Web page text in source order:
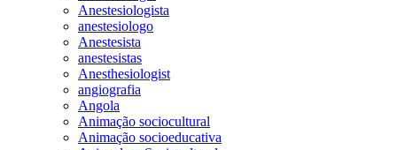
Anestesiologista
anestesiologo
Anestesista
anestesistas
Anesthesiologist
angiografia
Angola
Animação sociocultural
Animação socioeducativa